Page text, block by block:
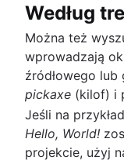
Według
Można też
wprowadzają
źródłowego
pickaxe (kilof) i
Jeśli na
Hello, World!
projekcie, użyj